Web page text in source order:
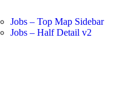
Jobs – Top Map Sidebar
Jobs – Half Detail v2